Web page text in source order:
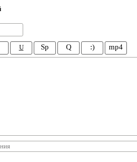
U Sp Q :) mp4